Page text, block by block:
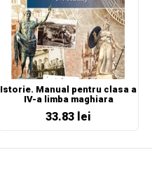
Istorie. Manual pentru clasa a
IV-a limba maghiara
33.83 lei